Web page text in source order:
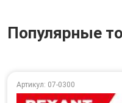
Популярные
Артикул: 07-0300